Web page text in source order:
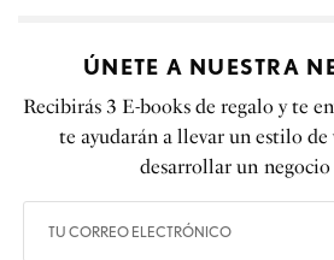
ÚNETE A NUESTRA
Recibirás 3 E-books de regalo y te
te ayudarán a llevar un estilo de
desarrollar un negocio